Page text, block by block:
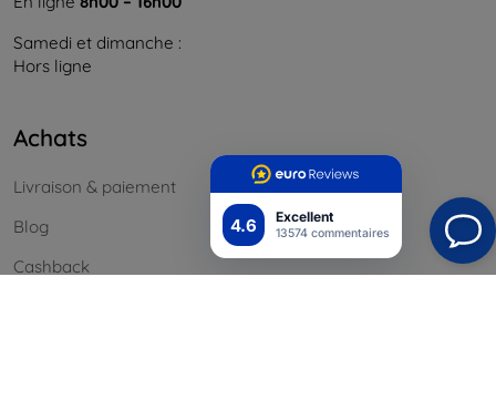
4.6 Excellent
13574 commentaires
Samedi et dimanche :
Hors ligne
Achats
Livraison & paiement
Blog
Cashback